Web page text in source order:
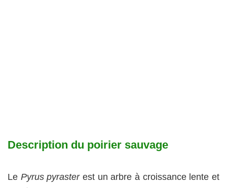
Description du poirier sauvage
Le Pyrus pyrasterest un arbre à croissance lente et